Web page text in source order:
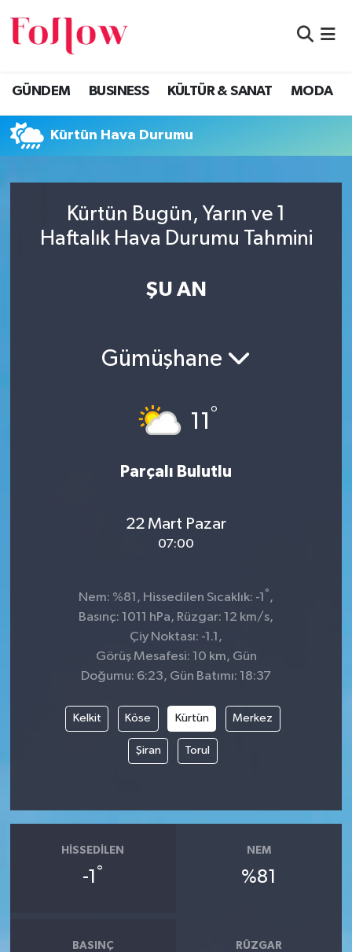
GÜNDEM BUSINESS KÜLTÜR & SANAT MODA
Kürtün Hava Durumu
Kürtün Bugün, Yarın ve 1
Haftalık Hava Durumu Tahmini
ŞU AN
Gümüşhane
11 °
Parçalı Bulutlu
22 Mart Pazar
07:00
Nem: %81, Hissedilen Sıcaklık: -1 ° ,
Basınç: 1011 hPa, Rüzgar: 12 km/s,
Çiy Noktası: -1.1,
Görüş Mesafesi: 10 km, Gün
Doğumu: 6:23, Gün Batımı: 18:37
Kelkit Köse Kürtün Merkez
Şiran Torul
HISSEDILEN
-1 °
NEM
%81
BASINÇ RÜZGAR
GÜNDEM
BUSINESS
KÜLTÜR & SANAT
MODA
EĞİTİM
Eskişehir Nöbetçi Eczaneler
Eskişehir Hava Durumu
Eskişehir Namaz Vakitleri
Eskişehir Trafik Yoğunluk Haritası
Süper Lig Puan Durumu ve Fikstür
Son Dakika Haberleri